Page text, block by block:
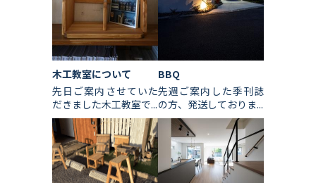
木工教室について
先日ご案内させていた
だきました木工教室で...
BBQ
先週ご案内した季刊誌
の方、発送しておりま...